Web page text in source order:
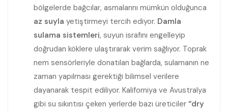
bölgelerde bağcılar, asmalarını mümkün olduğunca
az suyla yetiştirmeyi tercih ediyor. Damla
sulama sistemleri, suyun israfını engelleyip
doğrudan köklere ulaştırarak verim sağlıyor. Toprak
nem sensörleriyle donatılan bağlarda, sulamanın ne
zaman yapılması gerektiği bilimsel verilere
dayanarak tespit ediliyor. Kaliforniya ve Avustralya
gibi su sıkıntısı çeken yerlerde bazı üreticiler “dry